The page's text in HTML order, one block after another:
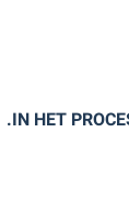
.IN HET